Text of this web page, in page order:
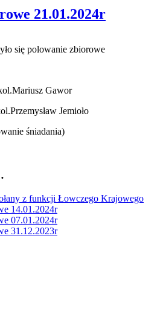
21.01.2024r
się polowanie zbiorowe
Gawor
Jemioło
śniadania)
z funkcji Łowczego Krajowego
14.01.2024r
07.01.2024r
31.12.2023r